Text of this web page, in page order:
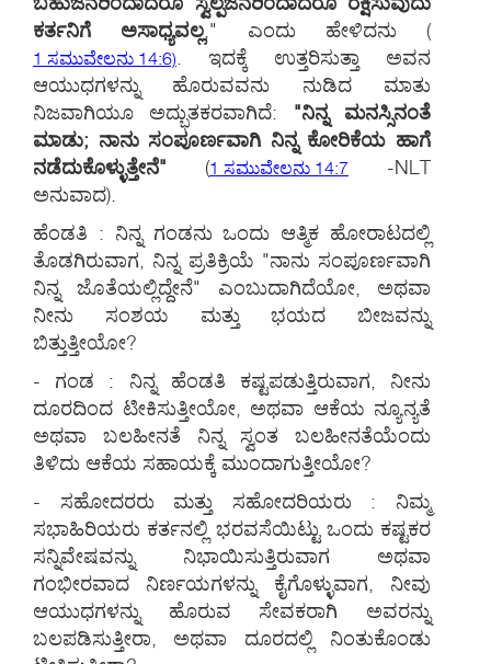
ಕರ್ತನಿಗೆ ಅಸಾಧ್ಯವಲ್ಲ ," ಎಂದು ಹೇಳಿದನು (
1 ಸಮುವೇಲನು 14:6) . ಇದಕ್ಕೆ ಉತ್ತರಿಸುತ್ತಾ ಅವನ
ಆಯುಧಗಳನ್ನು ಹೊರುವವನು ನುಡಿದ ಮಾತು
ನಿಜವಾಗಿಯೂ ಅದ್ಭುತಕರವಾಗಿದೆ: "ನಿನ್ನ ಮನಸ್ಸಿನಂತೆ
ಮಾಡು; ನಾನು ಸಂಪೂರ್ಣವಾಗಿ ನಿನ್ನ ಕೋರಿಕೆಯ ಹಾಗೆ
ನಡೆದುಕೊಳ್ಳುತ್ತೇನೆ" (1 ಸಮುವೇಲನು 14:7 -NLT
ಅನುವಾದ).
ಹೆಂಡತಿ : ನಿನ್ನ ಗಂಡನು ಒಂದು ಆತ್ಮಿಕ ಹೋರಾಟದಲ್ಲಿ
ತೊಡಗಿರುವಾಗ, ನಿನ್ನ ಪ್ರತಿಕ್ರಿಯೆ "ನಾನು ಸಂಪೂರ್ಣವಾಗಿ
ನಿನ್ನ ಜೊತೆಯಲ್ಲಿದ್ದೇನೆ" ಎಂಬುದಾಗಿದೆಯೋ, ಅಥವಾ
ನೀನು ಸಂಶಯ ಮತ್ತು ಭಯದ ಬೀಜವನ್ನು
ಬಿತ್ತುತ್ತೀಯೋ?
- ಗಂಡ : ನಿನ್ನ ಹೆಂಡತಿ ಕಷ್ಟಪಡುತ್ತಿರುವಾಗ, ನೀನು
ದೂರದಿಂದ ಟೀಕಿಸುತ್ತೀಯೋ, ಅಥವಾ ಆಕೆಯ ನ್ಯೂನ್ಯತೆ
ಅಥವಾ ಬಲಹೀನತೆ ನಿನ್ನ ಸ್ವಂತ ಬಲಹೀನತೆಯೆಂದು
ತಿಳಿದು ಆಕೆಯ ಸಹಾಯಕ್ಕೆ ಮುಂದಾಗುತ್ತೀಯೋ?
- ಸಹೋದರರು ಮತ್ತು ಸಹೋದರಿಯರು : ನಿಮ್ಮ
ಸಭಾಹಿರಿಯರು ಕರ್ತನಲ್ಲಿ ಭರವಸೆಯಿಟ್ಟು ಒಂದು ಕಷ್ಟಕರ
ಸನ್ನಿವೇಷವನ್ನು ನಿಭಾಯಿಸುತ್ತಿರುವಾಗ ಅಥವಾ
ಗಂಭೀರವಾದ ನಿರ್ಣಯಗಳನ್ನು ಕೈಗೊಳ್ಳುವಾಗ, ನೀವು
ಆಯುಧಗಳನ್ನು ಹೊರುವ ಸೇವಕರಾಗಿ ಅವರನ್ನು
ಬಲಪಡಿಸುತ್ತೀರಾ, ಅಥವಾ ದೂರದಲ್ಲಿ ನಿಂತುಕೊಂಡು